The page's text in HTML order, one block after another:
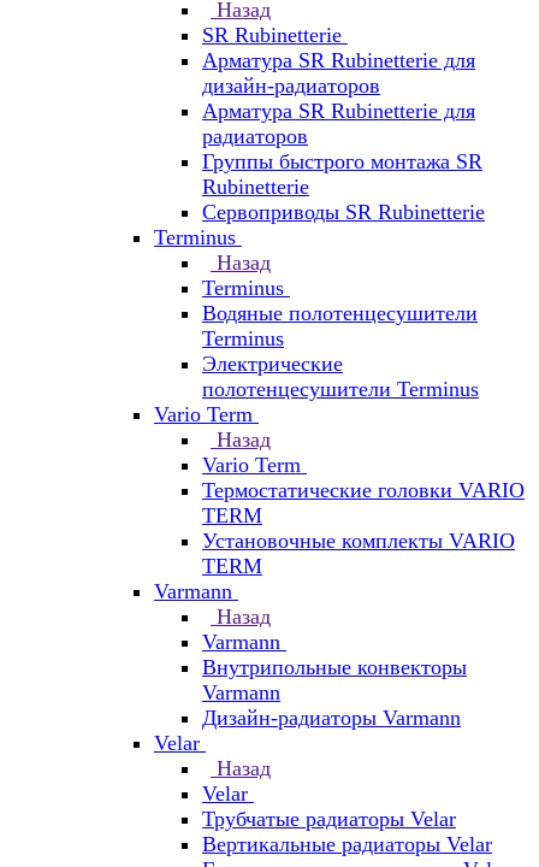
Назад
SR Rubinetterie
Арматура SR Rubinetterie для
дизайн-радиаторов
Арматура SR Rubinetterie для
радиаторов
Группы быстрого монтажа SR
Rubinetterie
Сервоприводы SR Rubinetterie
Terminus
Назад
Terminus
Водяные полотенцесушители
Terminus
Электрические
полотенцесушители Terminus
Vario Term
Назад
Vario Term
Термостатические головки VARIO
TERM
Установочные комплекты VARIO
TERM
Varmann
Назад
Varmann
Внутрипольные конвекторы
Varmann
Дизайн-радиаторы Varmann
Velar
Назад
Velar
Трубчатые радиаторы Velar
Вертикальные радиаторы Velar